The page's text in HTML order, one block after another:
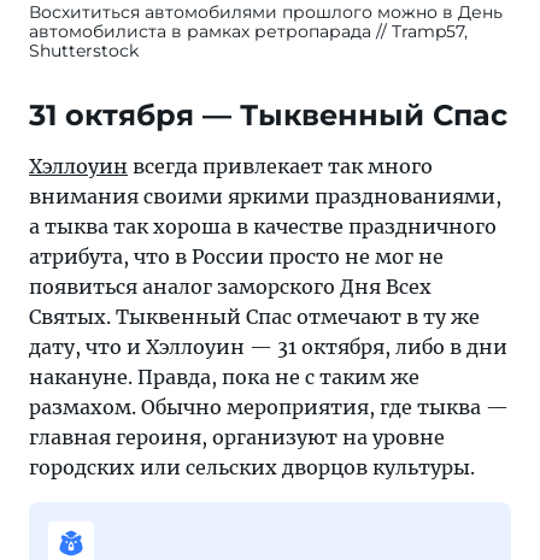
Восхититься автомобилями прошлого можно в День
автомобилиста в рамках ретропарада
Tramp57,
Shutterstock
31 октября — Тыквенный Спас
Хэллоуин всегда привлекает так много
внимания своими яркими празднованиями,
а тыква так хороша в качестве праздничного
атрибута, что в России просто не мог не
появиться аналог заморского Дня Всех
Святых. Тыквенный Спас отмечают в ту же
дату, что и Хэллоуин — 31 октября, либо в дни
накануне. Правда, пока не с таким же
размахом. Обычно мероприятия, где тыква —
главная героиня, организуют на уровне
городских или сельских дворцов культуры.